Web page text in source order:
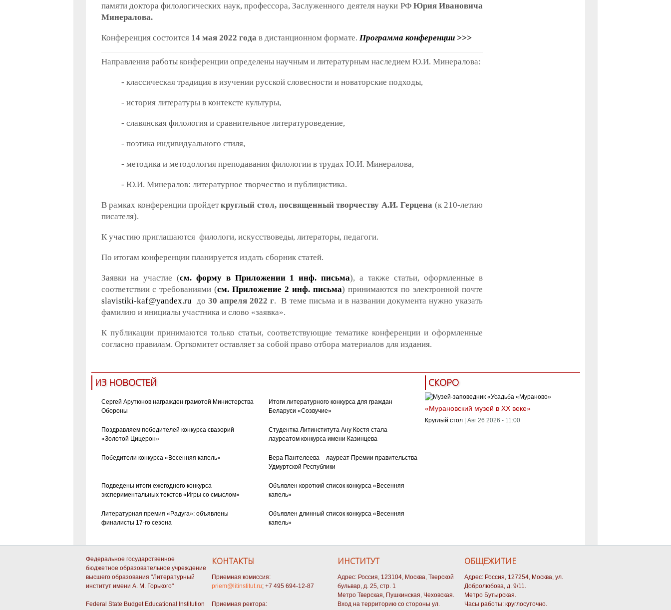
памяти доктора филологических наук, профессора, Заслуженного деятеля науки РФ Юрия Ивановича
Минералова.
Конференция состоится14 мая 2022 года в дистанционном формате. Программа конференции >>>
Направления работы конференции определены научным и литературным наследием Ю.И. Минералова:
- классическая традиция в изучении русской словесности и новаторские подходы,
- история литературы в контексте культуры,
- славянская филология и сравнительное литературоведение,
- поэтика индивидуального стиля,
- методика и методология преподавания филологии в трудах Ю.И. Минералова,
- Ю.И. Минералов: литературное творчество и публицистика.
В рамках конференции пройдеткруглый стол, посвященный творчеству А.И. Герцена (к 210-летию
писателя).
К участию приглашаются филологи, искусствоведы, литераторы, педагоги.
По итогам конференции планируется издать сборник статей.
Заявки на участие (см. форму в Приложении 1 инф. письма), а также статьи, оформленные в
соответствии с требованиями (см. Приложение 2 инф. письма) принимаются по электронной почте
slavistiki-kaf@yandex.ru до 30 апреля 2022 г. В теме письма и в названии документа нужно указать
фамилию и инициалы участника и слово «заявка».
К публикации принимаются только статьи, соответствующие тематике конференции и оформленные
согласно правилам. Оргкомитет оставляет за собой право отбора материалов для издания.
ИЗ НОВОСТЕЙ
Сергей Арутюнов награжден грамотой Министерства
Обороны
Итоги литературного конкурса для граждан
Беларуси «Созвучие»
Поздравляем победителей конкурса свазорий
«Золотой Цицерон»
Студентка Литинститута Ану Костя стала
лауреатом конкурса имени Казинцева
Победители конкурса «Весенняя капель»
Вера Пантелеева – лауреат Премии правительства
Удмуртской Республики
Подведены итоги ежегодного конкурса
экспериментальных текстов «Игры со смыслом»
Объявлен короткий список конкурса «Весенняя
капель»
Литературная премия «Радуга»: объявлены
финалисты 17-го сезона
Объявлен длинный список конкурса «Весенняя
капель»
СКОРО
«Мурановский музей в XX веке»
Круглый стол Авг 26 2026 - 11:00
Федеральное государственное
бюджетное образовательное учреждение
высшего образования "Литературный
институт имени А. М. Горького"
Federal State Budget Educational Institution
КОНТАКТЫ
Приемная комиссия:
priem@litinstitut.ru; +7 495 694-12-87
Приемная ректора:
ИНСТИТУТ
Адрес: Россия, 123104, Москва, Тверской
бульвар, д. 25, стр. 1
Метро Тверская, Пушкинская, Чеховская.
Вход на территорию со стороны ул.
ОБЩЕЖИТИЕ
Адрес: Россия, 127254, Москва, ул.
Добролюбова, д. 9/11.
Метро Бутырская.
Часы работы: круглосуточно.